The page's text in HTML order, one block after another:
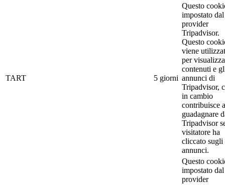
TART 5 giorni
Questo
impostato dal
provider
Tripadvisor.
Questo
viene
per
contenuti e
annunci di
Tripadvisor,
in cambio
contribuisce a
guadagnare
Tripadvisor
visitatore ha
cliccato sugli
annunci.
Questo
impostato dal
provider